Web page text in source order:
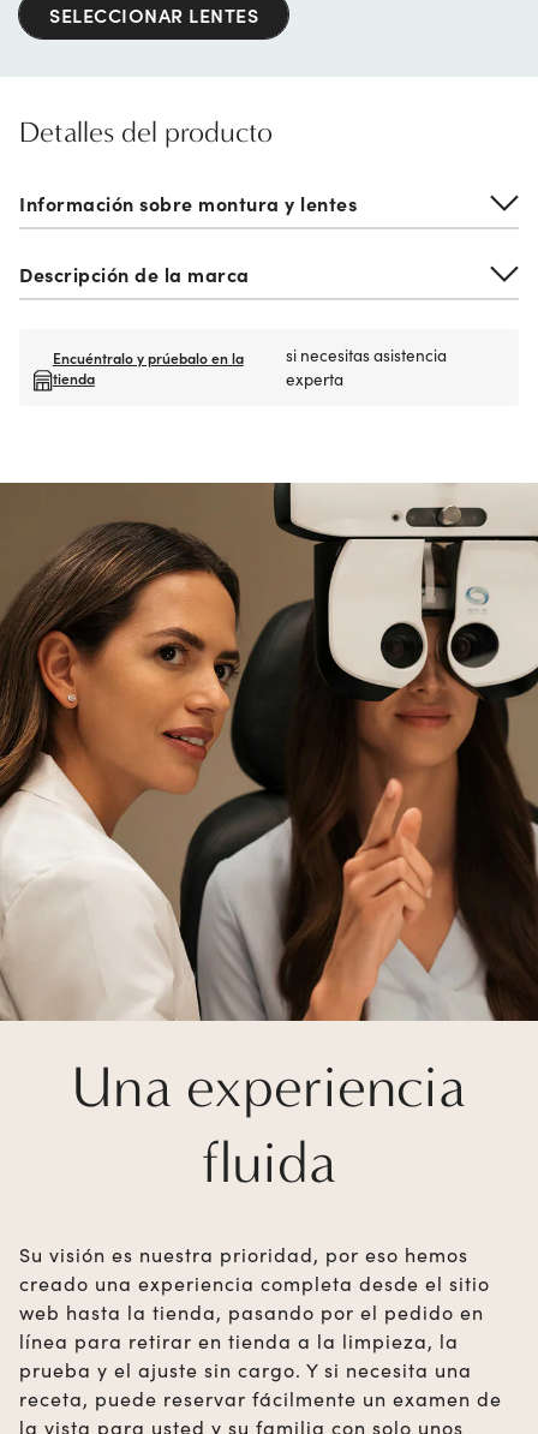
SELECCIONAR LENTES
Detalles del producto
Información sobre montura y lentes
Descripción de la marca
Encuéntralo y prúebalo en la
tienda
si necesitas asistencia
experta
Una experiencia
fluida
Su visión es nuestra prioridad, por eso hemos
creado una experiencia completa desde el sitio
web hasta la tienda, pasando por el pedido en
línea para retirar en tienda a la limpieza, la
prueba y el ajuste sin cargo. Y si necesita una
receta, puede reservar fácilmente un examen de
la vista para usted y su familia con solo unos